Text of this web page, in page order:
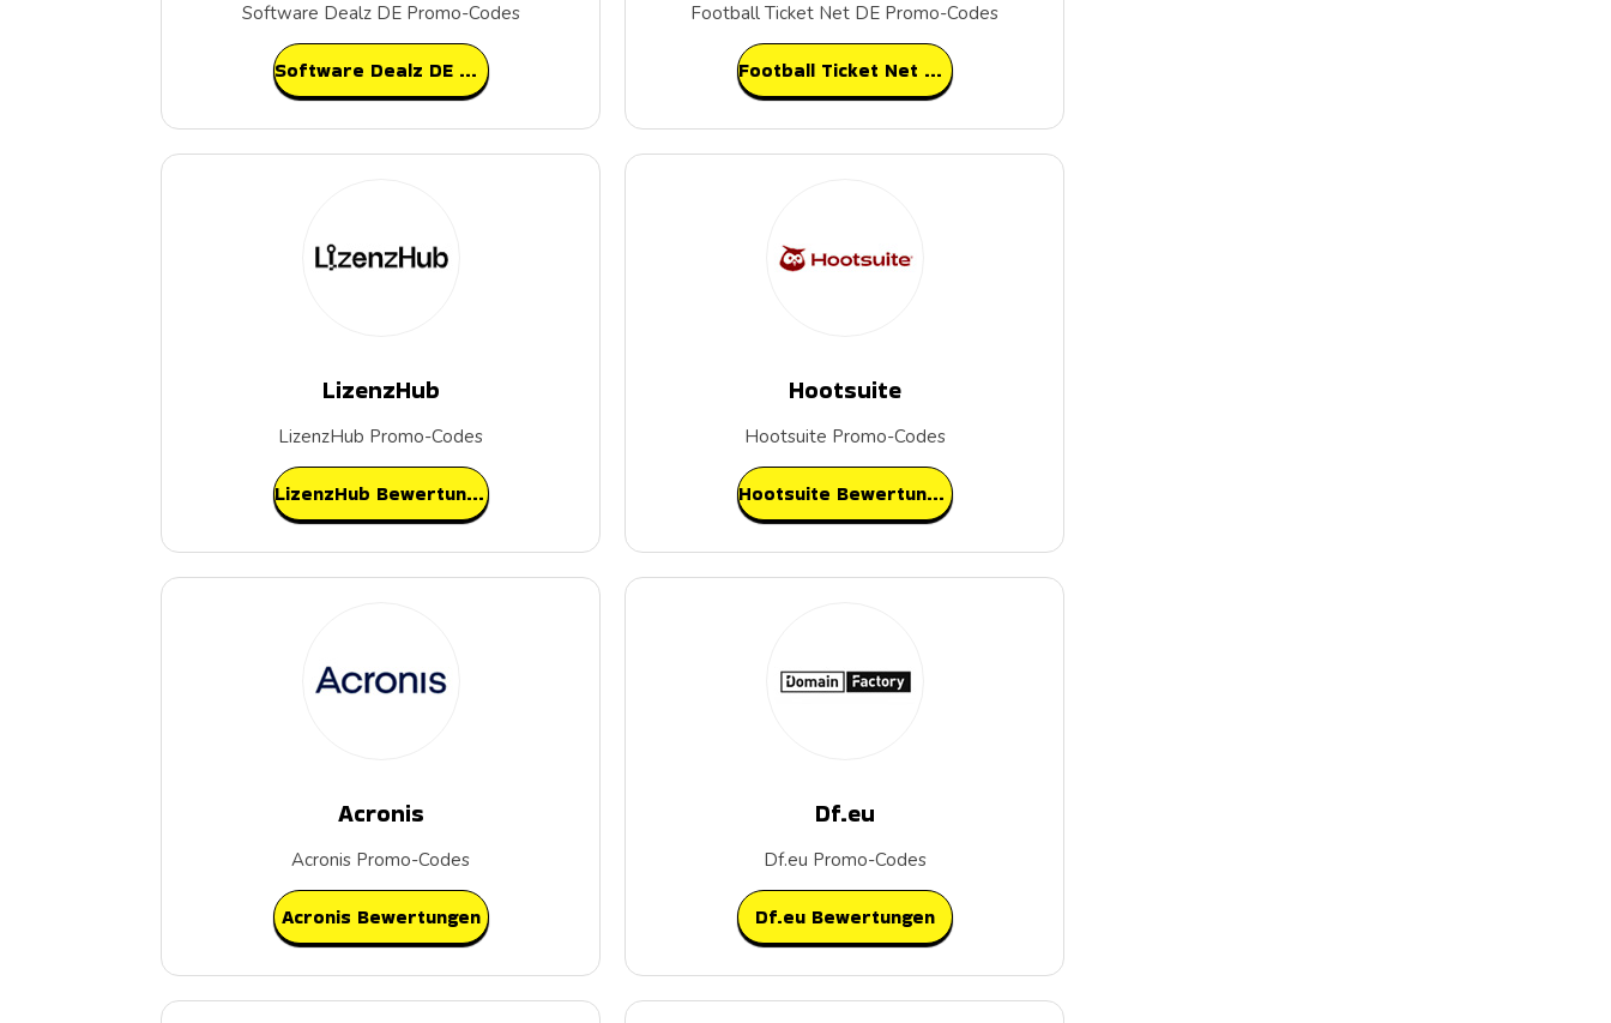
Software Dealz DE Promo-Codes
Software Dealz DE Bewertungen
Football Ticket Net DE Promo-Codes
Football Ticket Net DE Bewertungen
LizenzHub
LizenzHub Promo-Codes
LizenzHub Bewertungen
Hootsuite
Hootsuite Promo-Codes
Hootsuite Bewertungen
Acronis
Acronis Promo-Codes
Acronis Bewertungen
Df.eu
Df.eu Promo-Codes
Df.eu Bewertungen